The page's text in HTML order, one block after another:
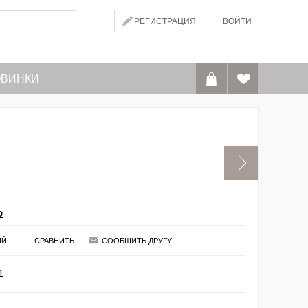
РЕГИСТРАЦИЯ ВОЙТИ
СРАВНИТЬ СООБЩИТЬ ДРУГУ